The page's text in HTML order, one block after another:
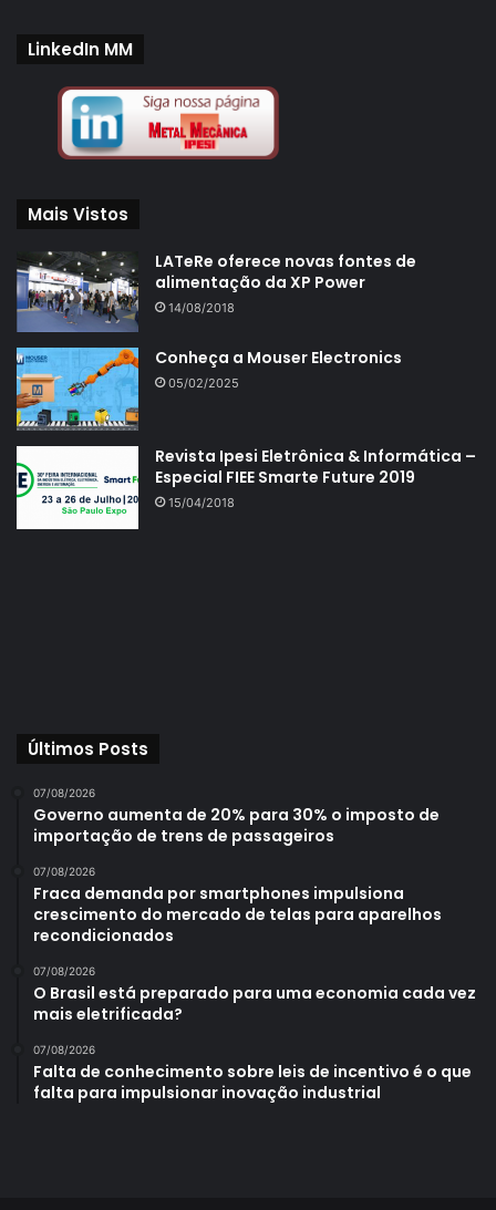
LinkedIn MM
Mais Vistos
LATeRe oferece novas fontes de
alimentação da XP Power
14/08/2018
Conheça a Mouser Electronics
05/02/2025
Revista Ipesi Eletrônica & Informática –
Especial FIEE Smarte Future 2019
15/04/2018
Últimos Posts
07/08/2026
Governo aumenta de 20% para 30% o imposto de
importação de trens de passageiros
07/08/2026
Fraca demanda por smartphones impulsiona
crescimento do mercado de telas para aparelhos
recondicionados
07/08/2026
O Brasil está preparado para uma economia cada vez
mais eletrificada?
07/08/2026
Falta de conhecimento sobre leis de incentivo é o que
falta para impulsionar inovação industrial